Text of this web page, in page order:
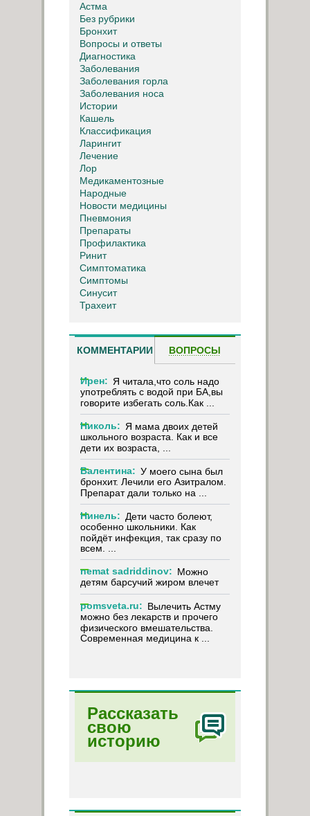
Астма
Без рубрики
Бронхит
Вопросы и ответы
Диагностика
Заболевания
Заболевания горла
Заболевания носа
Истории
Кашель
Классификация
Ларингит
Лечение
Лор
Медикаментозные
Народные
Новости медицины
Пневмония
Препараты
Профилактика
Ринит
Симптоматика
Симптомы
Синусит
Трахеит
КОММЕНТАРИИ ВОПРОСЫ
Ирен: Я читала,что соль надо
употреблять с водой при БА,вы
говорите избегать соль.Как ...
Николь: Я мама двоих детей
школьного возраста. Как и все
дети их возраста, ...
Валентина: У моего сына был
бронхит. Лечили его Азитралом.
Препарат дали только на ...
Нинель: Дети часто болеют,
особенно школьники. Как
пойдёт инфекция, так сразу по
всем. ...
nemat sadriddinov: Можно
детям барсучий жиром влечет
pomsveta.ru: Вылечить Астму
можно без лекарств и прочего
физического вмешательства.
Современная медицина к ...
Рассказать
свою
историю